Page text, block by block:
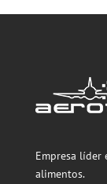
Empresa líder
alimentos.